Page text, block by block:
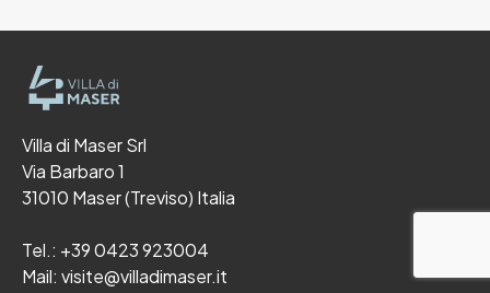
Villa di Maser Srl
Via Barbaro 1
31010 Maser (Treviso) Italia
Tel.: +39 0423 923004
Mail: visite@villadimaser.it